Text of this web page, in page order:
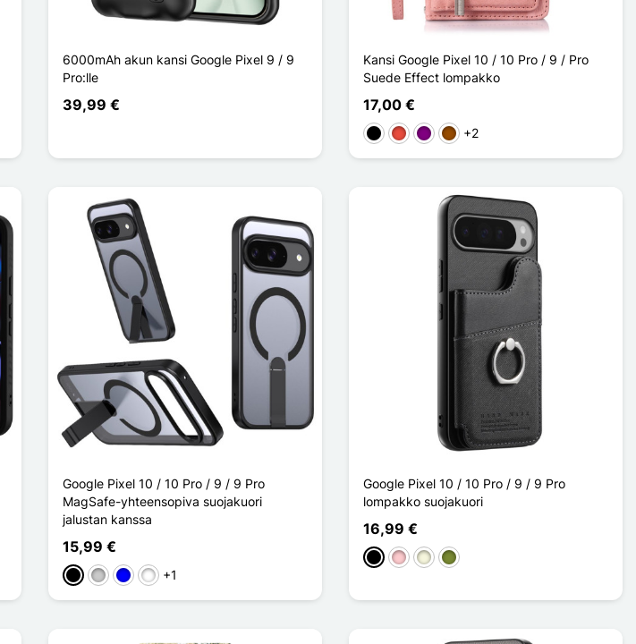
6000mAh akun kansi Google Pixel 9 / 9
Pro:lle
39,99 €
Kansi Google Pixel 10 / 10 Pro / 9 / Pro
Suede Effect lompakko
17,00 €
MustaPunainen
VioletRuskea
+2
Google Pixel 10 / 10 Pro / 9 / 9 Pro
MagSafe-yhteensopiva suojakuori
jalustan kanssa
15,99 €
MustaTransparent
SininenViolet Foncé
+1
Google Pixel 10 / 10 Pro / 9 / 9 Pro
lompakko suojakuori
16,99 €
MustaPinkkiBeigeKaki